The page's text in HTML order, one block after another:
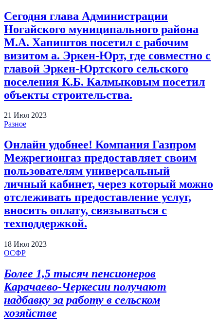
Сегодня глава Администрации
Ногайского муниципального района
М.А. Хапиштов посетил с рабочим
визитом а. Эркен-Юрт, где совместно с
главой Эркен-Юртского сельского
поселения К.Б. Калмыковым посетил
объекты строительства.
21 Июл 2023
Разное
Онлайн удобнее! Компания Газпром
Межрегионгаз предоставляет своим
пользователям универсальный
личный кабинет, через который можно
отслеживать предоставление услуг,
вносить оплату, связываться с
техподдержкой.
18 Июл 2023
ОСФР
Более 1,5 тысяч пенсионеров
Карачаево-Черкесии получают
надбавку за работу в сельском
хозяйстве